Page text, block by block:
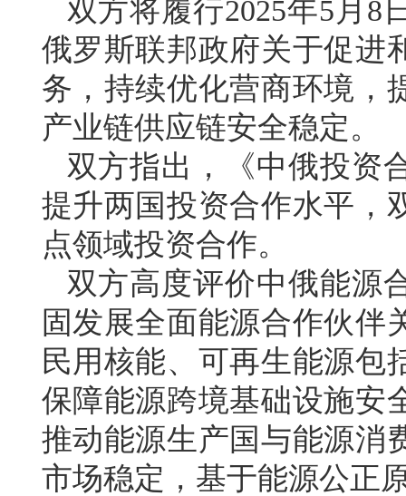
双方将履行2025年5月8
俄罗斯联邦政府关于促进
务，持续优化营商环境，
产业链供应链安全稳定。
双方指出，《中俄投资
提升两国投资合作水平，
点领域投资合作。
双方高度评价中俄能源
固发展全面能源合作伙伴
民用核能、可再生能源包
保障能源跨境基础设施安
推动能源生产国与能源消
市场稳定，基于能源公正